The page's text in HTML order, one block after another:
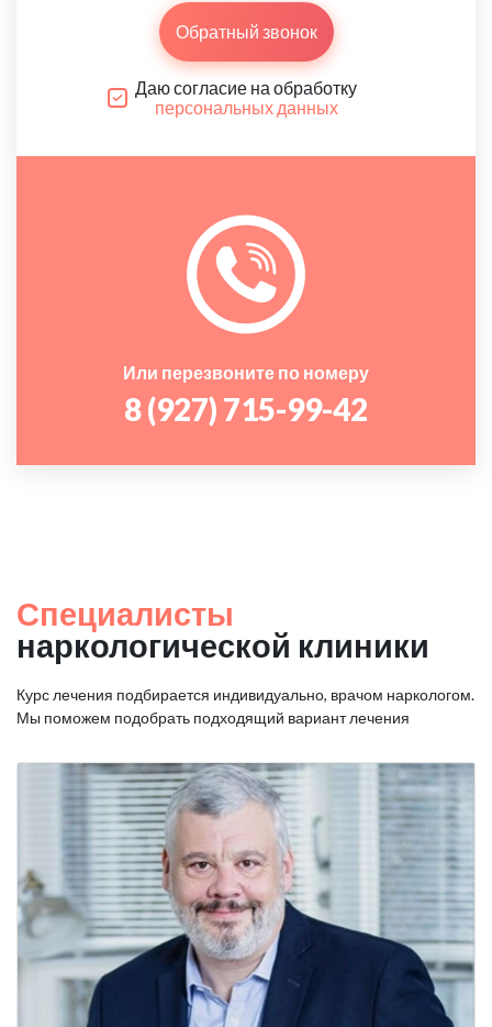
Обратный звонок
Даю согласие на обработку
персональных данных
Или перезвоните по номеру
8 (927) 715-99-42
Специалисты
наркологической клиники
Курс лечения подбирается индивидуально, врачом наркологом.
Мы поможем подобрать подходящий вариант лечения